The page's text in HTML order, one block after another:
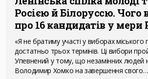
Росією й Білоруссю. Чого
про 16 кандидатів у мери
«Я не братиму участі у виборах міського
достатньо трьох термінів. Ці вибори
Упевнений у тому, що незамінних людей
Володимир Хомко на завершення свого…